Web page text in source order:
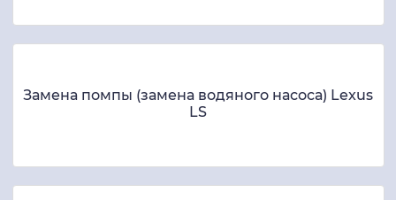
Замена помпы (замена водяного насоса) Lexus
LS